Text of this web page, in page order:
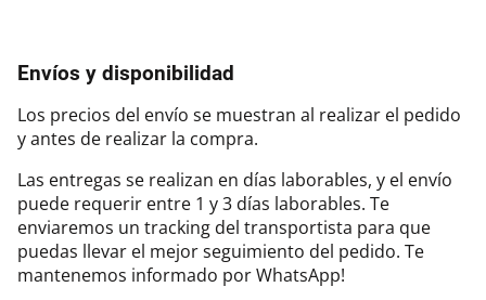
Envíos y disponibilidad
Los precios del envío se muestran al realizar el pedido
y antes de realizar la compra.
Las entregas se realizan en días laborables, y el envío
puede requerir entre 1 y 3 días laborables. Te
enviaremos un tracking del transportista para que
puedas llevar el mejor seguimiento del pedido. Te
mantenemos informado por WhatsApp!